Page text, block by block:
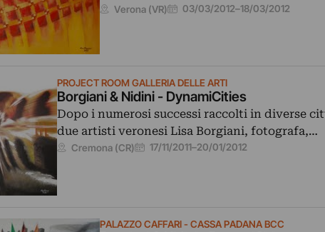
Verona (VR) 03/03/2012–18/03/2012
PROJECT ROOM GALLERIA DELLE ARTI
Borgiani & Nidini - DynamiCities
Dopo i numerosi successi raccolti in diverse
due artisti veronesi Lisa Borgiani, fotografa,…
Cremona (CR) 17/11/2011–20/01/2012
PALAZZO CAFFARI - CASSA PADANA BCC